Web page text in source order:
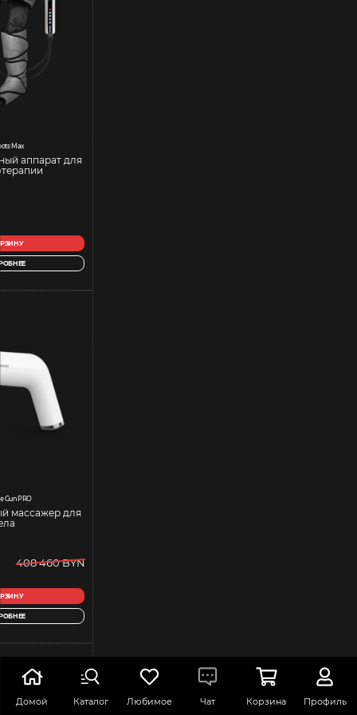
Домой Каталог Любимое Чат Корзина Профиль
Max
аппарат для
Gun PRO
массажер для
408 460 BYN